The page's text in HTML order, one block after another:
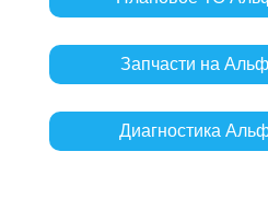
Запчасти на
Диагностика